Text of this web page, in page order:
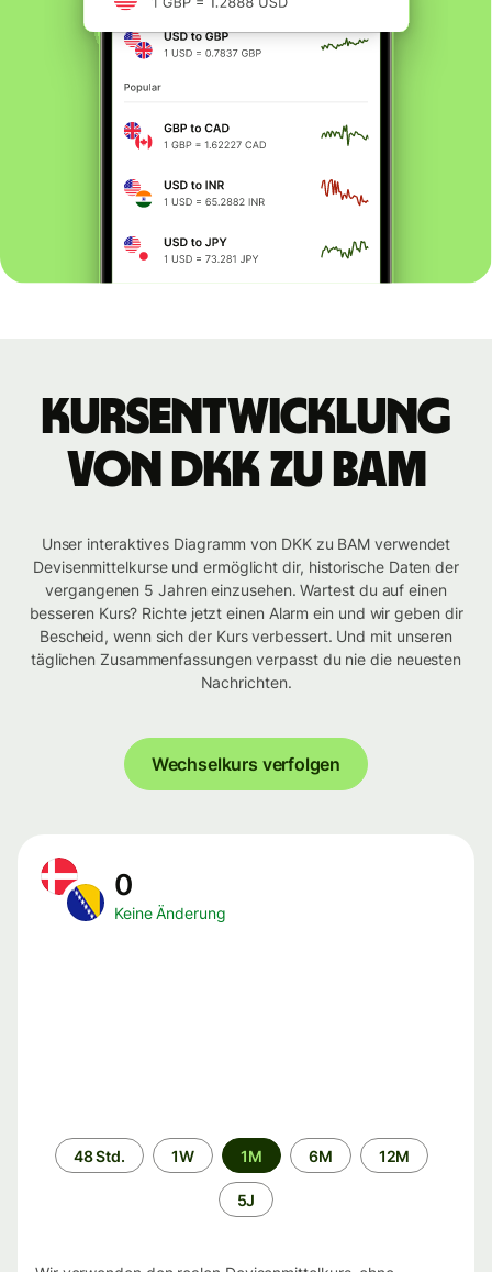
Kursentwicklung
von DKK zu BAM
Unser interaktives Diagramm von DKK zu BAM verwendet
Devisenmittelkurse und ermöglicht dir, historische Daten der
vergangenen 5 Jahren einzusehen. Wartest du auf einen
besseren Kurs? Richte jetzt einen Alarm ein und wir geben dir
Bescheid, wenn sich der Kurs verbessert. Und mit unseren
täglichen Zusammenfassungen verpasst du nie die neuesten
Nachrichten.
Wechselkurs verfolgen
0
Keine Änderung
Zeitraum
48 Std. 1W 1M 6M 12M
5J